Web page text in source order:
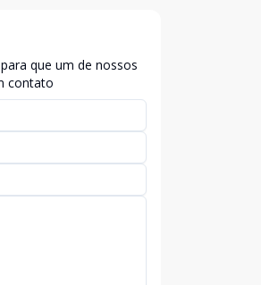
que um de nossos
contato